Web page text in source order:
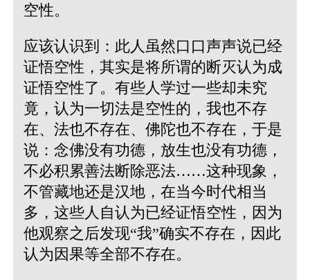
空性。
应该认识到：此人虽然口口声声说已经
证悟空性，其实是将所谓的断灭认为成
证悟空性了。有些人学过一些却未究
竟，认为一切法是空性的，我也不存
在、法也不存在、佛陀也不存在，于是
说：念佛没有功德，放生也没有功德，
不必积累善法断除恶法……这种现象，
不管藏地还是汉地，在当今时代相当
多，这些人自认为已经证悟空性，因为
他观察之后发现“我”确实不存在，因此
认为因果等全部不存在。